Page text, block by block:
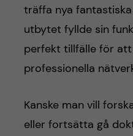
träffa nya
utbytet fyllde sin
perfekt tillfälle för
professionella
Kanske man vill
eller fortsätta gå